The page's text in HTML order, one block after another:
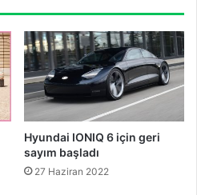
Hyundai IONIQ 6 için geri
sayım başladı
27 Haziran 2022